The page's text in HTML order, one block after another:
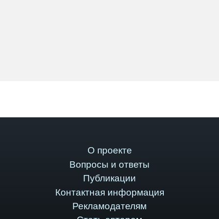
О проекте
Вопросы и ответы
Публикации
Контактная информация
Рекламодателям